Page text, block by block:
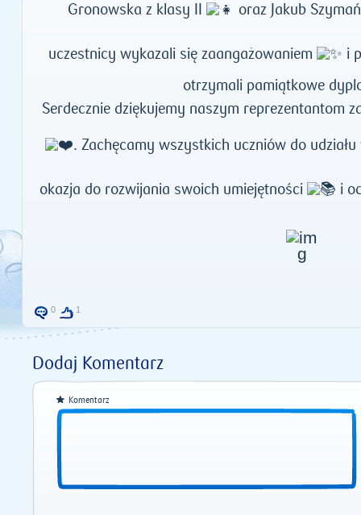
Gronowska z klasy II oraz Jakub
uczestnicy wykazali się zaangażowaniem
i
otrzymali pamiątkowe
Serdecznie dziękujemy naszym reprezentantom
. Zachęcamy wszystkich uczniów do
okazja do rozwijania swoich umiejętności i
0 1
Dodaj Komentarz
Komentarz